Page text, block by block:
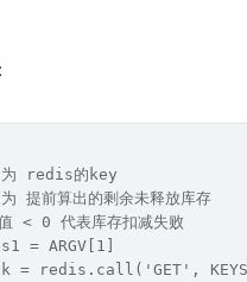
redis的key
提前算出的剩余未释放库存
< 0 代表库存扣减失败
= ARGV[1]
= redis.call('GET',